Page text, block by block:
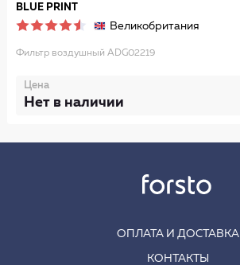
BLUE PRINT
Великобритания
Фильтр воздушный ADG02219
Цена
Нет в наличии
ОПЛАТА И ДОСТАВКА
КОНТАКТЫ